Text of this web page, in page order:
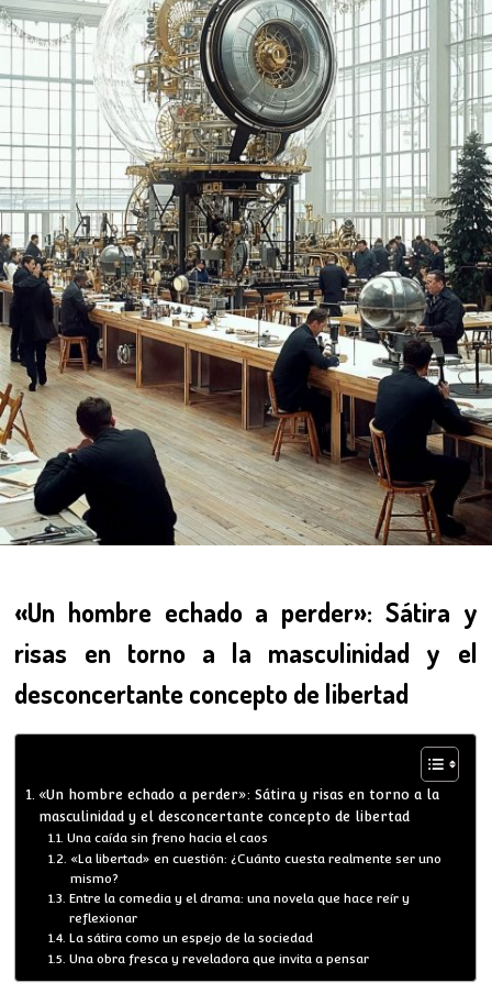
«Un hombre echado a perder»: Sátira y
risas en torno a la masculinidad y el
desconcertante concepto de libertad
«Un hombre echado a perder»: Sátira y risas en torno a la
masculinidad y el desconcertante concepto de libertad
Una caída sin freno hacia el caos
«La libertad» en cuestión: ¿Cuánto cuesta realmente ser uno
mismo?
Entre la comedia y el drama: una novela que hace reír y
reflexionar
La sátira como un espejo de la sociedad
Una obra fresca y reveladora que invita a pensar